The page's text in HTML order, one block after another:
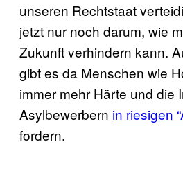
unseren Rechtstaat
jetzt nur noch darum, wie
Zukunft verhindern kann.
gibt es da Menschen wie
immer mehr Härte und die
Asylbewerbern in riesigen
fordern.